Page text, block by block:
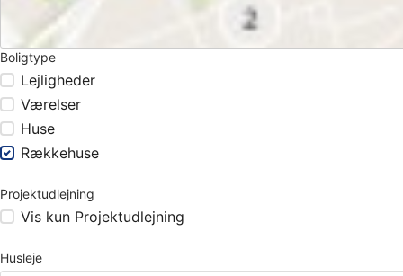
Boligtype
Lejligheder
Værelser
Huse
Rækkehuse
Projektudlejning
Vis kun Projektudlejning
Husleje